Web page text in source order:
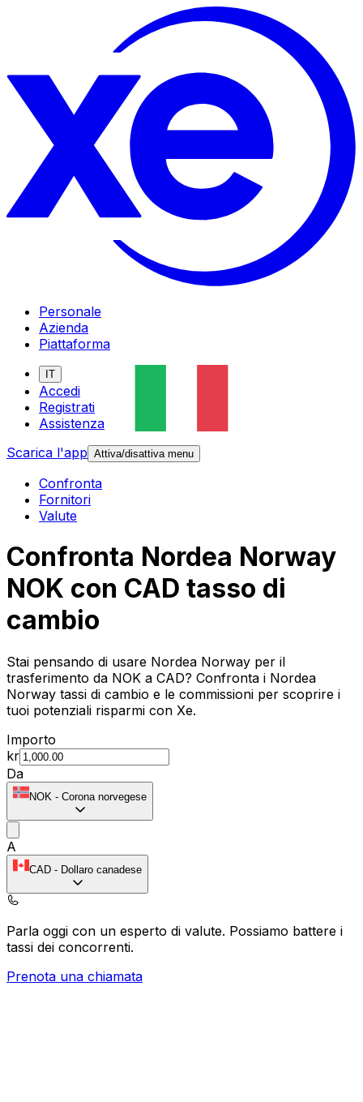
Personale
Azienda
Piattaforma
IT
Accedi
Registrati
Assistenza
Scarica l'app Attiva/disattiva menu
Confronta
Fornitori
Valute
Confronta Nordea Norway
NOK con CAD tasso di
cambio
Stai pensando di usare Nordea Norway per il
trasferimento da NOK a CAD? Confronta i Nordea
Norway tassi di cambio e le commissioni per scoprire i
tuoi potenziali risparmi con Xe.
Importo
kr
Da
NOK - Corona norvegese
A
CAD - Dollaro canadese
Parla oggi con un esperto di valute. Possiamo battere i
tassi dei concorrenti.
Prenota una chiamata